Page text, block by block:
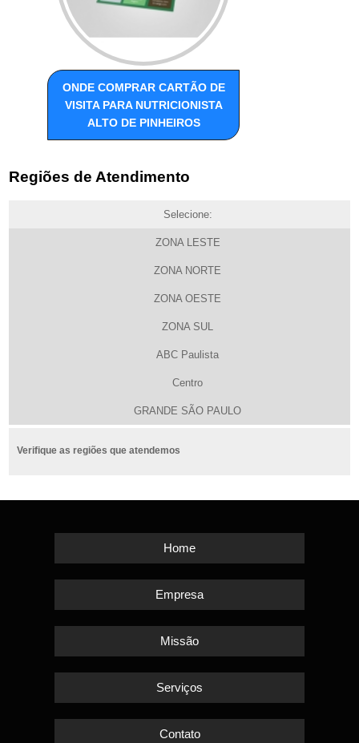
ONDE COMPRAR CARTÃO DE
VISITA PARA NUTRICIONISTA
ALTO DE PINHEIROS
Regiões de Atendimento
Selecione:
ZONA LESTE
ZONA NORTE
ZONA OESTE
ZONA SUL
ABC Paulista
Centro
GRANDE SÃO PAULO
Verifique as regiões que atendemos
Home
Empresa
Missão
Serviços
Contato